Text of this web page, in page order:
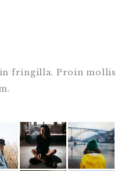
fringilla. Proin mollis